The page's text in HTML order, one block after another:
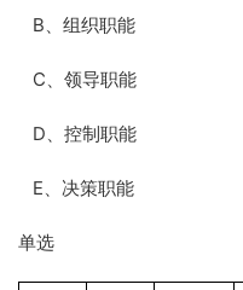
B、组织职能
C、领导职能
D、控制职能
E、决策职能
单选